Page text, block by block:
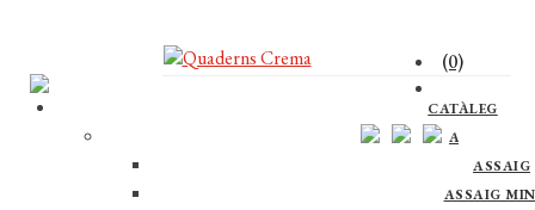
(0)
CATÀLEG
ASSAIG
ASSAIG
ASSAIG